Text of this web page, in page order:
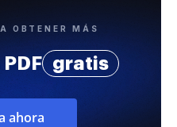
OBTENER MÁS
gratis
ahora